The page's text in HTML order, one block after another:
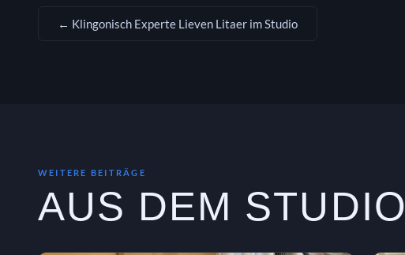
← Klingonisch Experte Lieven Litaer im Studio
WEITERE BEITRÄGE
AUS DEM STUDIO